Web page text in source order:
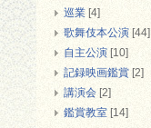
巡業 [4]
歌舞伎本公演 [44]
自主公演 [10]
記録映画鑑賞 [2]
講演会 [2]
鑑賞教室 [14]